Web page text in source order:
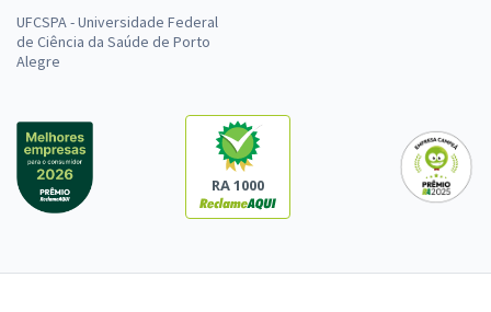
UFCSPA - Universidade Federal
de Ciência da Saúde de Porto
Alegre
RA 1000